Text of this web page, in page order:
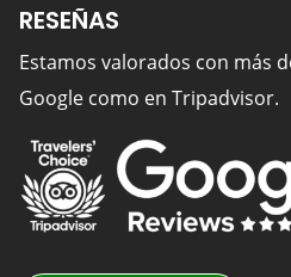
RESEÑAS
Estamos valorados con más
Google como en Tripadvisor.